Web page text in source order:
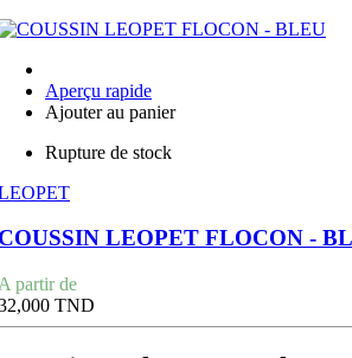
Aperçu rapide
Ajouter au panier
Rupture de stock
LEOPET FLOCON -
partir de
TND